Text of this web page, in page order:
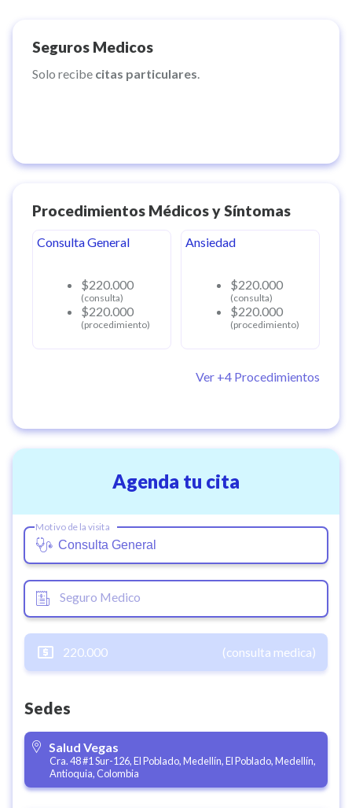
Seguros Medicos
Solo recibe citas particulares.
Procedimientos Médicos y Síntomas
Consulta General
$220.000
(consulta)
$220.000
(procedimiento)
Ansiedad
$220.000
(consulta)
$220.000
(procedimiento)
Ver +4 Procedimientos
Agenda tu cita
Motivo de la visita
Seguro Medico
220.000 (consulta medica)
Sedes
Salud Vegas
Cra. 48 #1 Sur-126, El Poblado, Medellín, El Poblado, Medellín,
Antioquia, Colombia